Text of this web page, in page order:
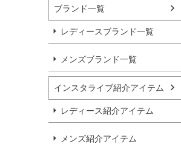
ブランド一覧
レディースブランド一覧
メンズブランド一覧
インスタライブ紹介アイテム
レディース紹介アイテム
メンズ紹介アイテム